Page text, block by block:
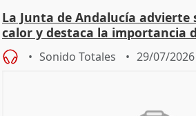
La Junta de Andalucía advierte
calor y destaca la importancia
Sonido Totales 29/07/2026